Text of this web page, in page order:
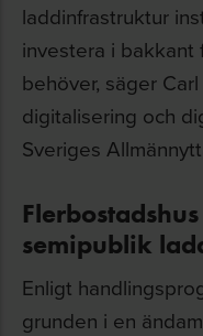
laddinfrastruktur
investera i
behöver, säger
digitalisering och
Sveriges
semipublik
Enligt
grunden i en